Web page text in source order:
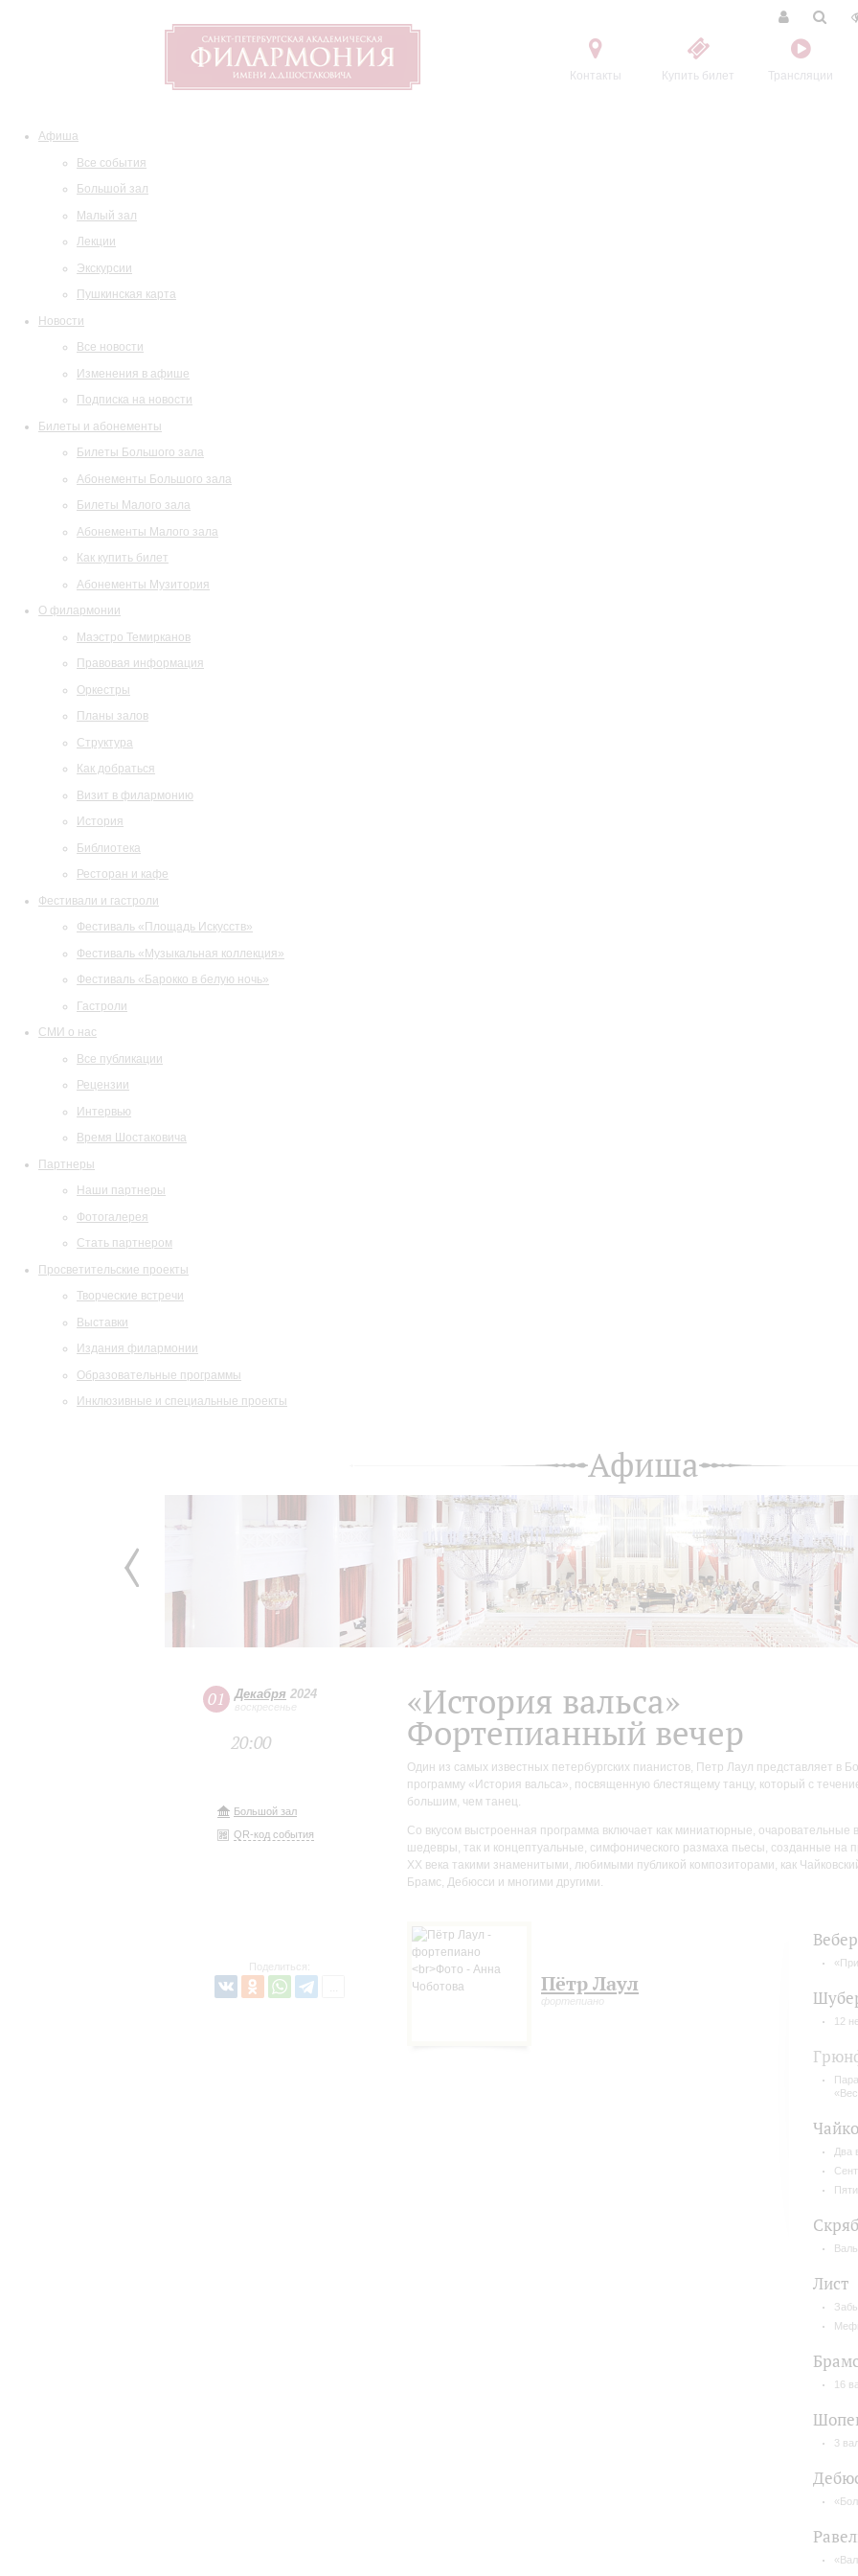
Контакты Купить билет Трансляции
Афиша
Все события
Большой зал
Малый зал
Лекции
Экскурсии
Пушкинская карта
Новости
Все новости
Изменения в афише
Подписка на новости
Билеты и абонементы
Билеты Большого зала
Абонементы Большого зала
Билеты Малого зала
Абонементы Малого зала
Как купить билет
Абонементы Музитория
О филармонии
Маэстро Темирканов
Правовая информация
Оркестры
Планы залов
Структура
Как добраться
Визит в филармонию
История
Библиотека
Ресторан и кафе
Фестивали и гастроли
Фестиваль «Площадь Искусств»
Фестиваль «Музыкальная коллекция»
Фестиваль «Барокко в белую ночь»
Гастроли
СМИ о нас
Все публикации
Рецензии
Интервью
Время Шостаковича
Партнеры
Наши партнеры
Фотогалерея
Стать партнером
Просветительские проекты
Творческие встречи
Выставки
Издания филармонии
Образовательные программы
Инклюзивные и специальные проекты
Афиша
01 Декабря 2024
воскресенье
20:00
Большой зал
QR-код события
Поделиться:
«История вальса»
Фортепианный вечер
Один из самых известных петербургских пианистов, Петр Лаул представляет в
программу «История вальса», посвященную блестящему танцу, который с
большим, чем танец.
Со вкусом выстроенная программа включает как миниатюрные, очаровательные
шедевры, так и концептуальные, симфонического размаха пьесы, созданные на
XX века такими знаменитыми, любимыми публикой композиторами, как
Брамс, Дебюсси и многими другими.
Пётр Лаул
фортепиано
Вебер
12
Два
Лист
16
3